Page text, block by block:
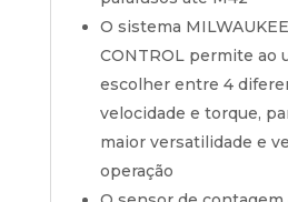
O sistema
CONTROL permite ao
escolher entre 4
velocidade e torque,
maior versatilidade e
operação